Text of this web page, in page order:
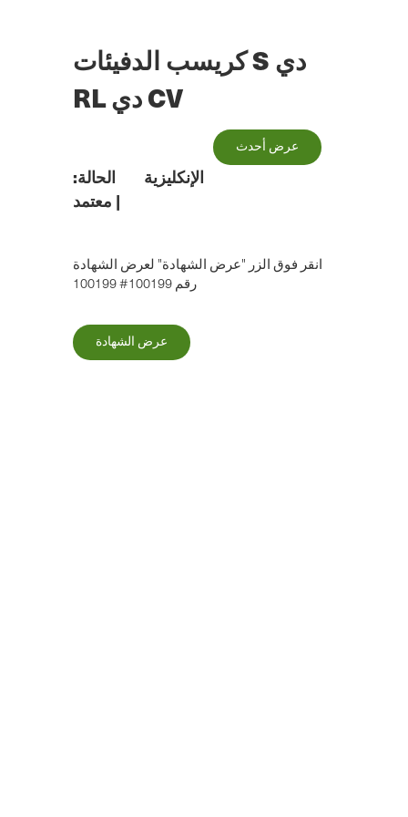
كريسب الدفيئات S دي
RL دي CV
عرض أحدث
الحالة:
معتمد |
الإنكليزية
انقر فوق الزر "عرض الشهادة" لعرض الشهادة
رقم 100199# 100199
عرض الشهادة